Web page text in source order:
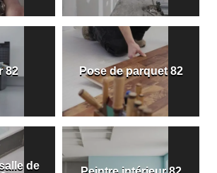
82 Pose de parquet 82
de